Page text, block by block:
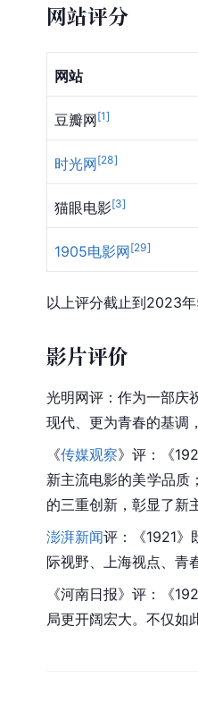
网站评分
网站
豆瓣网[1]
时光网[28]
猫眼电影[3]
1905电影网[29]
以上评分截止到2023
影片评价
光明网评：作为一部庆
现代、更为青春的基调
《传媒观察》评：《
新主流电影的美学品质
的三重创新，彰显了新
澎湃新闻评：《1921》
际视野、上海视点、 青
《河南日报》评：《
局更开阔宏大。不仅如